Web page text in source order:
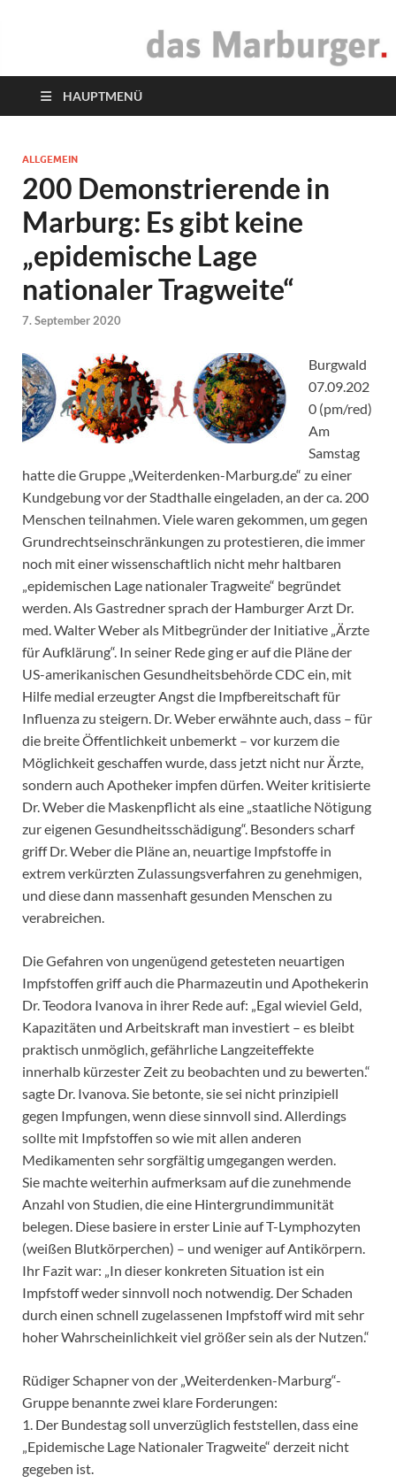
das Marburger.
HAUPTMENÜ
ALLGEMEIN
200 Demonstrierende in
Marburg: Es gibt keine
„epidemische Lage
nationaler Tragweite“
7. September 2020
Burgwald
07.09.202
0 (pm/red)
Am
Samstag
hatte die Gruppe „Weiterdenken-Marburg.de“ zu einer
Kundgebung vor der Stadthalle eingeladen, an der ca. 200
Menschen teilnahmen. Viele waren gekommen, um gegen
Grundrechtseinschränkungen zu protestieren, die immer
noch mit einer wissenschaftlich nicht mehr haltbaren
„epidemischen Lage nationaler Tragweite“ begründet
werden. Als Gastredner sprach der Hamburger Arzt Dr.
med. Walter Weber als Mitbegründer der Initiative „Ärzte
für Aufklärung“. In seiner Rede ging er auf die Pläne der
US-amerikanischen Gesundheitsbehörde CDC ein, mit
Hilfe medial erzeugter Angst die Impfbereitschaft für
Influenza zu steigern. Dr. Weber erwähnte auch, dass – für
die breite Öffentlichkeit unbemerkt – vor kurzem die
Möglichkeit geschaffen wurde, dass jetzt nicht nur Ärzte,
sondern auch Apotheker impfen dürfen. Weiter kritisierte
Dr. Weber die Maskenpflicht als eine „staatliche Nötigung
zur eigenen Gesundheitsschädigung“. Besonders scharf
griff Dr. Weber die Pläne an, neuartige Impfstoffe in
extrem verkürzten Zulassungsverfahren zu genehmigen,
und diese dann massenhaft gesunden Menschen zu
verabreichen.
Die Gefahren von ungenügend getesteten neuartigen
Impfstoffen griff auch die Pharmazeutin und Apothekerin
Dr. Teodora Ivanova in ihrer Rede auf: „Egal wieviel Geld,
Kapazitäten und Arbeitskraft man investiert – es bleibt
praktisch unmöglich, gefährliche Langzeiteffekte
innerhalb kürzester Zeit zu beobachten und zu bewerten.“
sagte Dr. Ivanova. Sie betonte, sie sei nicht prinzipiell
gegen Impfungen, wenn diese sinnvoll sind. Allerdings
sollte mit Impfstoffen so wie mit allen anderen
Medikamenten sehr sorgfältig umgegangen werden.
Sie machte weiterhin aufmerksam auf die zunehmende
Anzahl von Studien, die eine Hintergrundimmunität
belegen. Diese basiere in erster Linie auf T-Lymphozyten
(weißen Blutkörperchen) – und weniger auf Antikörpern.
Ihr Fazit war: „In dieser konkreten Situation ist ein
Impfstoff weder sinnvoll noch notwendig. Der Schaden
durch einen schnell zugelassenen Impfstoff wird mit sehr
hoher Wahrscheinlichkeit viel größer sein als der Nutzen.“
Rüdiger Schapner von der „Weiterdenken-Marburg“-
Gruppe benannte zwei klare Forderungen:
1. Der Bundestag soll unverzüglich feststellen, dass eine
„Epidemische Lage Nationaler Tragweite“ derzeit nicht
gegeben ist.